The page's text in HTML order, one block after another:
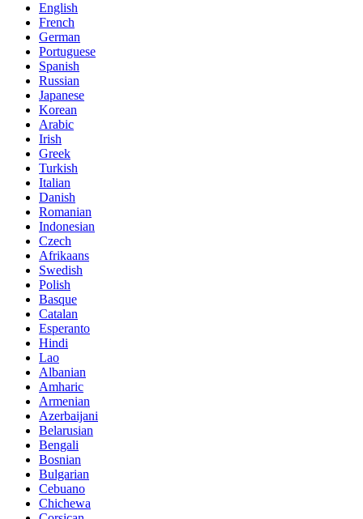
English
French
German
Portuguese
Spanish
Russian
Japanese
Korean
Arabic
Irish
Greek
Turkish
Italian
Danish
Romanian
Indonesian
Czech
Afrikaans
Swedish
Polish
Basque
Catalan
Esperanto
Hindi
Lao
Albanian
Amharic
Armenian
Azerbaijani
Belarusian
Bengali
Bosnian
Bulgarian
Cebuano
Chichewa